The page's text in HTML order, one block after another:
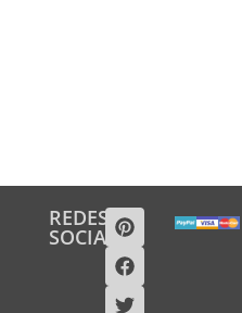
REDES
SOCIALES